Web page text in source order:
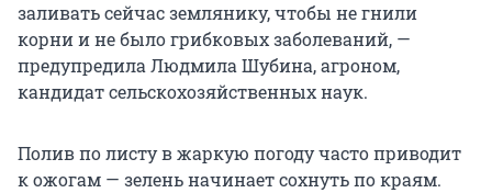
заливать сейчас землянику, чтобы не гнили
корни и не было грибковых заболеваний, —
предупредила Людмила Шубина, агроном,
кандидат сельскохозяйственных наук.
Полив по листу в жаркую погоду часто приводит
к ожогам — зелень начинает сохнуть по краям.